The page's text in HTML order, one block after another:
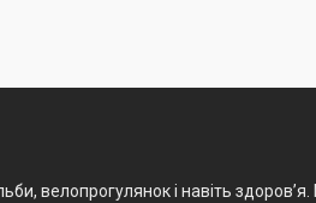
велопрогулянок і навіть